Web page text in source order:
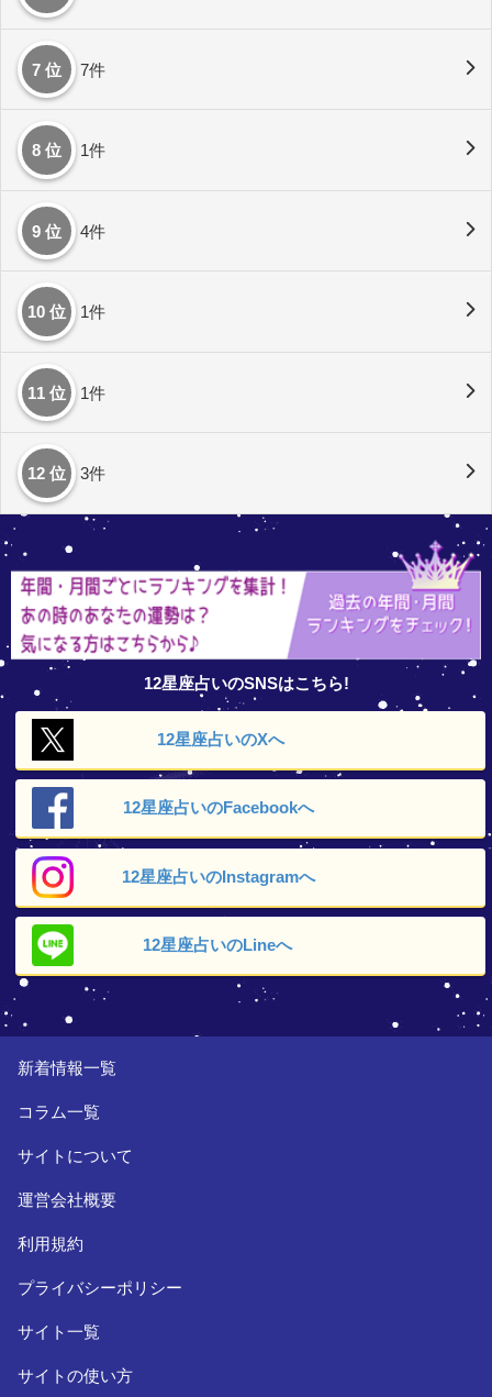
7 位 7件
8 位 1件
9 位 4件
10 位 1件
11 位 1件
12 位 3件
12星座占いのSNSはこちら!
12星座占いのXへ
12星座占いのFacebookへ
12星座占いのInstagramへ
12星座占いのLineへ
新着情報一覧
コラム一覧
サイトについて
運営会社概要
利用規約
プライバシーポリシー
サイト一覧
サイトの使い方